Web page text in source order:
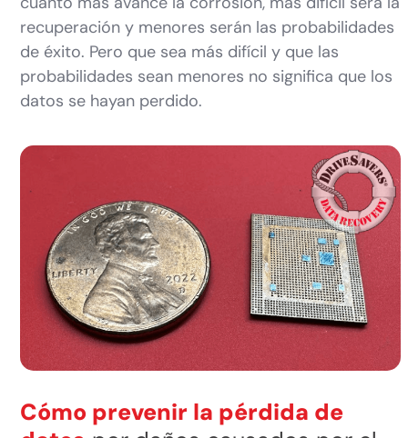
recuperación y menores serán las probabilidades
de éxito. Pero que sea más difícil y que las
probabilidades sean menores no significa que los
datos se hayan perdido.
Cómo prevenir la pérdida de